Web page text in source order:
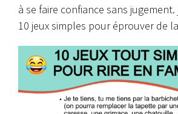
à se faire confiance sans
10 jeux simples pour éprouver de